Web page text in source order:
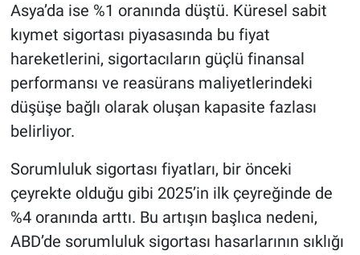
Asya’da ise %1 oranında düştü. Küresel sabit
kıymet sigortası piyasasında bu fiyat
hareketlerini, sigortacıların güçlü finansal
performansı ve reasürans maliyetlerindeki
düşüşe bağlı olarak oluşan kapasite fazlası
belirliyor.
Sorumluluk sigortası fiyatları, bir önceki
çeyrekte olduğu gibi 2025’in ilk çeyreğinde de
%4 oranında arttı. Bu artışın başlıca nedeni,
ABD’de sorumluluk sigortası hasarlarının sıklığı